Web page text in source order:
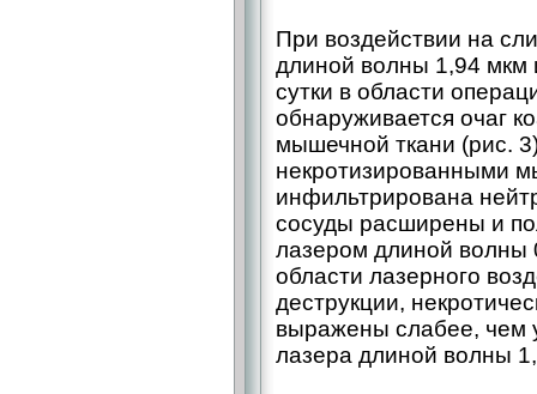
При воздействии на
длиной волны 1,94 мкм
сутки в области
обнаруживается очаг
мышечной ткани (рис.
некротизированными
инфильтрирована
сосуды расширены и
лазером длиной
области лазерного
деструкции,
выражены слабее, чем
лазера длиной волны